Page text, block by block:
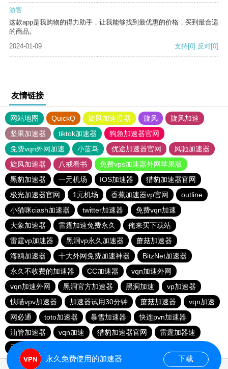
游客
这款app是我购物的得力助手，让我能够找到最优惠的价格，买到最合适
的商品。
2024-01-09
支持[0] 反对[0]
友情链接
网站地图 QuickQ 旋风加速度器 旋风
旋风加速
坚果加速器
tiktok加速器
狗急加速器官网
免费vqn外网加速
小蓝鸟 优途加速器官网
风驰加速器
旋风加速器
八戒看书
免费vps加速器外网苹果版
黑豹加速器
一元机场 IOS加速器
猎豹加速器官网
极光加速器官网
1元机场 香蕉加速器vp官网
outline
小猫咪ciash加速器
twitter加速器
免费vqn加速
大象加速器
雷霆加速免费永久
俺来买下载站
雷霆vp加速器
黑洞vp永久加速器
蘑菇加速器
海鸥加速器
十大外网免费加速神器
BitzNet加速器
永久不收费的加速器
CC加速器
vqn加速外网
vqn加速外网
黑洞官方加速器 黑洞加速
vp加速器
快喵vpv加速器
加速器试用30分钟 蘑菇加速器
vqn加速
网必通
toto加速器 暴雪加速器
快连pvn加速器
油管加速器
vqn加速 猎豹加速器官网
雷霆加器速
手机外国加速器官网
永久免费使用的加速器 下载